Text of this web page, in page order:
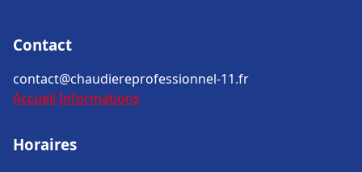
Contact
contact@chaudiereprofessionnel-11.fr
Accueil Informations
Horaires